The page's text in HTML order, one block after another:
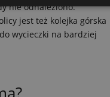
nie odnaleziono.
jest też kolejka górska
wycieczki na bardziej